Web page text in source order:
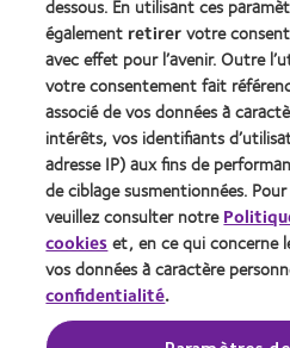
À propos de CooperVision
Carrières
Actualites
Contact
Legal
Politique de confidentialité
Cookies
Conditions d'utilisation
dessous. En utilisant ces
également retirervotre
avec effet pour l’avenir. Outre
votre consentement fait
associé de vos données à
intérêts, vos identifiants
adresse IP) aux fins de
de ciblage susmentionnées.
veuillez consulter notre
cookieset, en ce qui concerne
vos données à caractère
confidentialité.